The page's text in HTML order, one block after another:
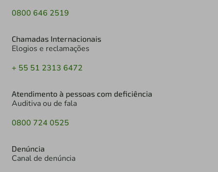
0800 646 2519
Chamadas Internacionais
Elogios e reclamações
+ 55 51 2313 6472
Atendimento à pessoas com deficiência
Auditiva ou de fala
0800 724 0525
Denúncia
Canal de denúncia